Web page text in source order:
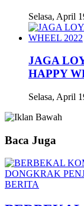
Selasa, April
JAGA
HAPPY
Selasa, April
Baca Juga
BERITA